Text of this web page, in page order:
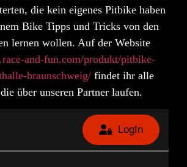
die kein eigenes Pitbike haben
Bike Tipps und Tricks von den
lernen wollen. Auf der Website
and-fun.com/produkt/pitbike-
braunschweig/findet ihr alle
über unseren Partner laufen.